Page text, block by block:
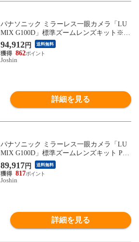
パナソニック ミラーレス一眼カメラ「LU
MIX G100D」標準ズームレンズキット※ト
ライポッドグリップ付属 Panasonic Vキット
DC-G100DV-K 【返品種別A】
94,912円 送料無料
862
Joshin
詳細を見る
パナソニック ミラーレス一眼カメラ「LU
MIX G100D」標準ズームレンズキット Pan
asonic Kキット DC-G100DK-K 【返品種別
A】
89,917 円 送料無料
817
Joshin
詳細を見る